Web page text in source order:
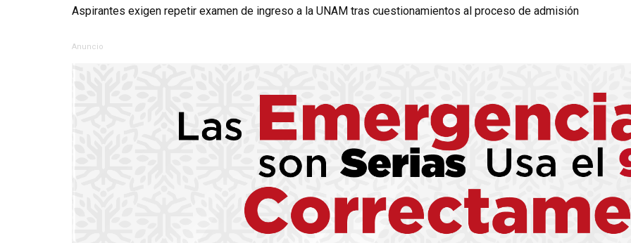
Aspirantes exigen repetir examen de ingreso a la UNAM tras cuestionamientos al proceso de admisión
Anuncio